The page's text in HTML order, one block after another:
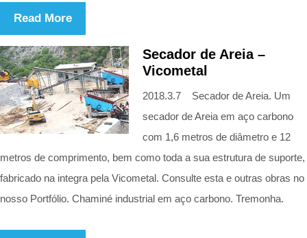
Read More
Secador de Areia –
Vicometal
2018.3.7 Secador de Areia. Um
secador de Areia em aço carbono
com 1,6 metros de diâmetro e 12
metros de comprimento, bem como toda a sua estrutura de suporte,
fabricado na integra pela Vicometal. Consulte esta e outras obras no
nosso Portfólio. Chaminé industrial em aço carbono. Tremonha.